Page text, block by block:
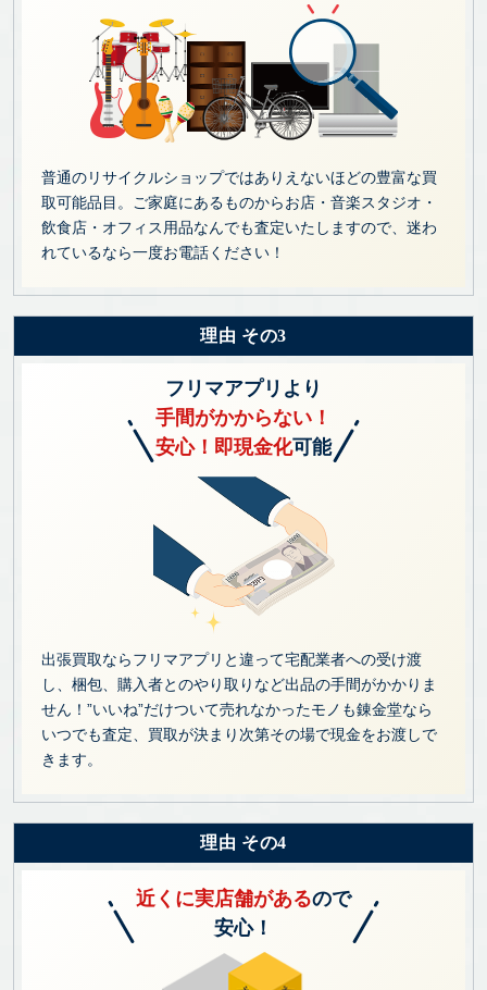
普通のリサイクルショップではありえないほどの豊富な買
取可能品目。ご家庭にあるものからお店・音楽スタジオ・
飲食店・オフィス用品なんでも査定いたしますので、迷わ
れているなら一度お電話ください！
理由 その3
フリマアプリより
手間がかからない！
安心！即現金化可能
出張買取ならフリマアプリと違って宅配業者への受け渡
し、梱包、購入者とのやり取りなど出品の手間がかかりま
せん！”いいね”だけついて売れなかったモノも錬金堂なら
いつでも査定、買取が決まり次第その場で現金をお渡しで
きます。
理由 その4
近くに実店舗があるので
安心！